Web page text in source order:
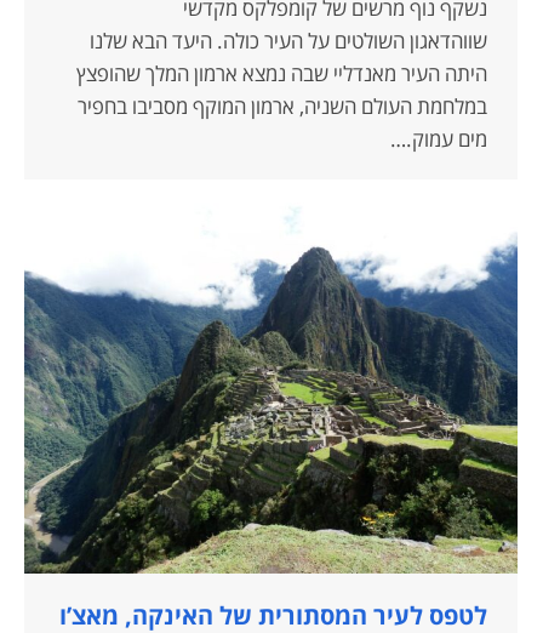
נשקף נוף מרשים של קומפלקס מקדשי
שווהדאגון השולטים על העיר כולה. היעד הבא שלנו
היתה העיר מאנדליי שבה נמצא ארמון המלך שהופצץ
במלחמת העולם השניה, ארמון המוקף מסביבו בחפיר
מים עמוק.…
לטפס לעיר המסתורית של האינקה, מאצ’ו